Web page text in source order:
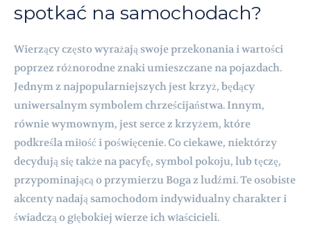
spotkać na samochodach?
Wierzący często wyrażają swoje przekonania i wartości
poprzez różnorodne znaki umieszczane na pojazdach.
Jednym z najpopularniejszych jest krzyż, będący
uniwersalnym symbolem chrześcijaństwa. Innym,
równie wymownym, jest serce z krzyżem, które
podkreśla miłość i poświęcenie. Co ciekawe, niektórzy
decydują się także na pacyfę, symbol pokoju, lub tęczę,
przypominającą o przymierzu Boga z ludźmi. Te osobiste
akcenty nadają samochodom indywidualny charakter i
świadczą o głębokiej wierze ich właścicieli.